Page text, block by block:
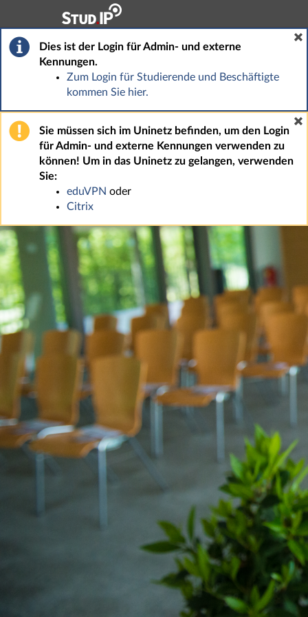
Hauptnavigation
Fußzeile
Dies ist der Login für Admin- und externe
Kennungen.
Zum Login für Studierende und Beschäftigte
kommen Sie hier.
Sie müssen sich im Uninetz befinden, um den Login
für Admin- und externe Kennungen verwenden zu
können! Um in das Uninetz zu gelangen, verwenden
Sie:
eduVPN oder
Citrix